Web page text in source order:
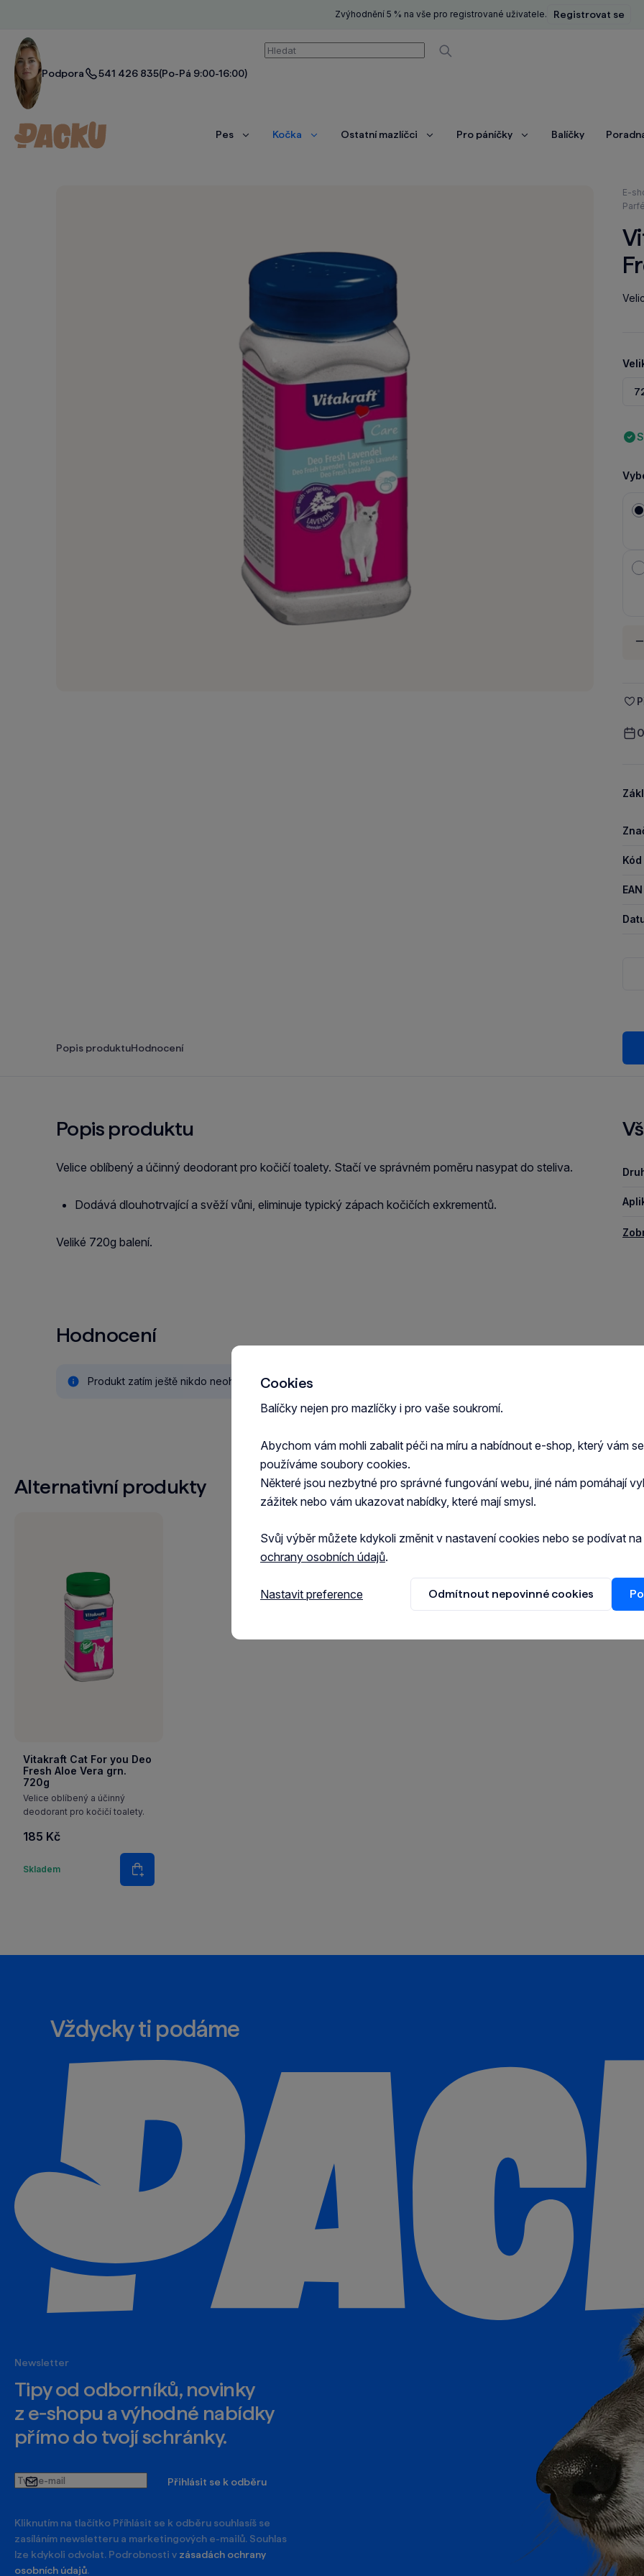
Zvýhodnění 5 % na vše pro registrované uživatele. Registrovat se
Podpora 541 426 835(Po-Pá 9:00-16:00)
Vyhledávání
Vyhledávat
Pes
ZobrazitKočka
ZobrazitOstatní mazlíčci
ZobrazitPro páníčky
ZobrazitBalíčky
se
E-
-
EAN
Popis produktuHodnocení
Popis produktu
Velice oblíbený a účinný deodorant pro kočičí toalety. Stačí ve správném poměru nasypat do steliva.
Dodává dlouhotrvající a svěží vůni, eliminuje typický zápach kočičích exkrementů.
Veliké 720g balení.
Hodnocení
Produkt zatím ještě nikdo neohodnotil.
Alternativní produkty
Vitakraft Cat For you Deo
Fresh Aloe Vera grn.
720g
Velice oblíbený a účinný
deodorant pro kočičí toalety.
185 Kč
Skladem
Množství
Do košíku
Vždycky ti podáme
Newsletter
Tipy od odborníků, novinky
z e‑shopu a výhodné nabídky
přímo do tvojí schránky.
Tvůj
e-
Přihlásit se k odběru
Kliknutím na tlačítko Příhlásit se k odběru souhlasíš se
zasíláním newsletteru a marketingových e-mailů. Souhlas
lze kdykoli odvolat. Podrobnosti v zásadách ochrany
osobních údajů.
Cookies
Balíčky nejen pro mazlíčky i pro vaše soukromí.
Abychom vám mohli zabalit péči na míru a nabídnout e-shop, který vám
používáme soubory cookies.
Některé jsou nezbytné pro správné fungování webu, jiné nám pomáhají
zážitek nebo vám ukazovat nabídky, které mají smysl.
Svůj výběr můžete kdykoli změnit v nastavení cookies nebo se podívat na
ochrany osobních údajů.
Nastavit preference Odmítnout nepovinné cookies